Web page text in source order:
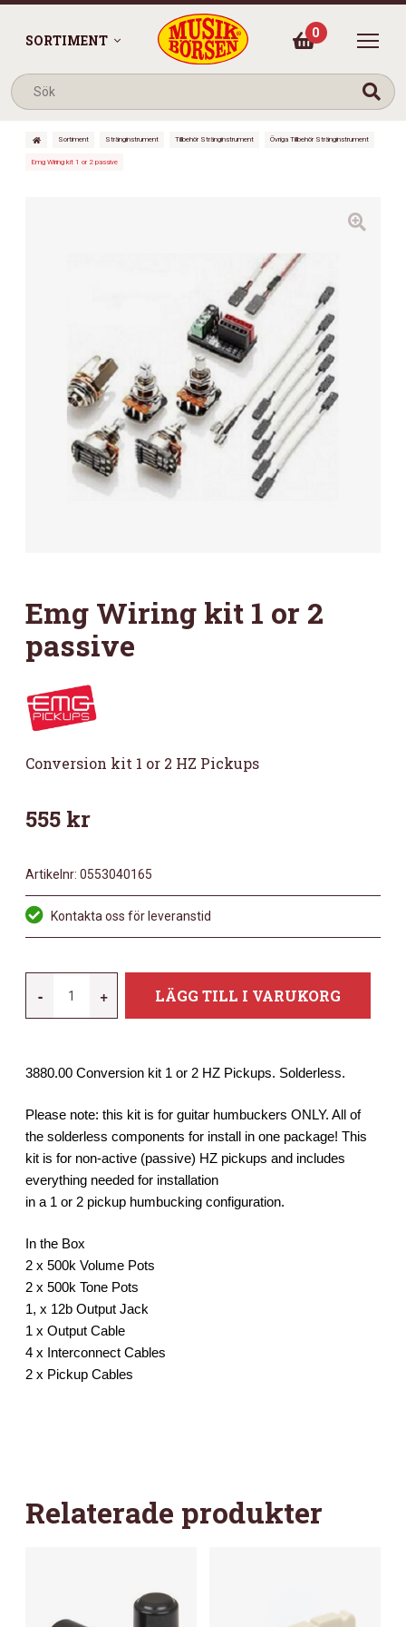
SORTIMENT 0
Sortiment Stränginstrument Tillbehör Stränginstrument Övriga Tillbehör Stränginstrument
Emg Wiring kit 1 or 2 passive
Emg Wiring kit 1 or 2
passive
Conversion kit 1 or 2 HZ Pickups
555 kr
Artikelnr: 0553040165
Kontakta oss för leveranstid
-
OR
PASSIVE
MÄNGD
+ LÄGG TILL I VARUKORG
3880.00 Conversion kit 1 or 2 HZ Pickups. Solderless.
Please note: this kit is for guitar humbuckers ONLY. All of
the solderless components for install in one package! This
kit is for non-active (passive) HZ pickups and includes
everything needed for installation
in a 1 or 2 pickup humbucking configuration.
In the Box
2 x 500k Volume Pots
2 x 500k Tone Pots
1, x 12b Output Jack
1 x Output Cable
4 x Interconnect Cables
2 x Pickup Cables
Relaterade produkter